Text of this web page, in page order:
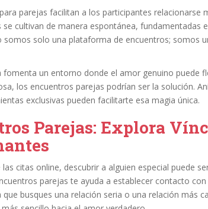
parejas facilitan a los participantes relacionarse
se cultivan de manera espontánea, fundamentadas
somos solo una plataforma de encuentros; somos
un entorno donde el amor genuino puede
los encuentros parejas podrían ser la solución.
exclusivas pueden facilitarte esa magia única.
Parejas: Explora
citas online, descubrir a alguien especial puede
parejas te ayuda a establecer contacto
que busques una relación seria o una relación más